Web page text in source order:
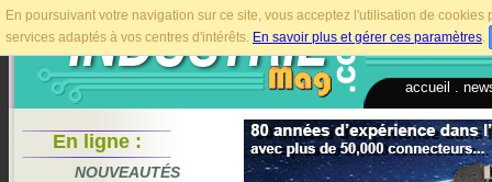
En poursuivant votre navigation sur ce site, vous acceptez l'utilisation de
services adaptés à vos centres d'intérêts. En savoir plus et gérer ces paramètres.
accueil
En ligne :
NOUVEAUTÉS